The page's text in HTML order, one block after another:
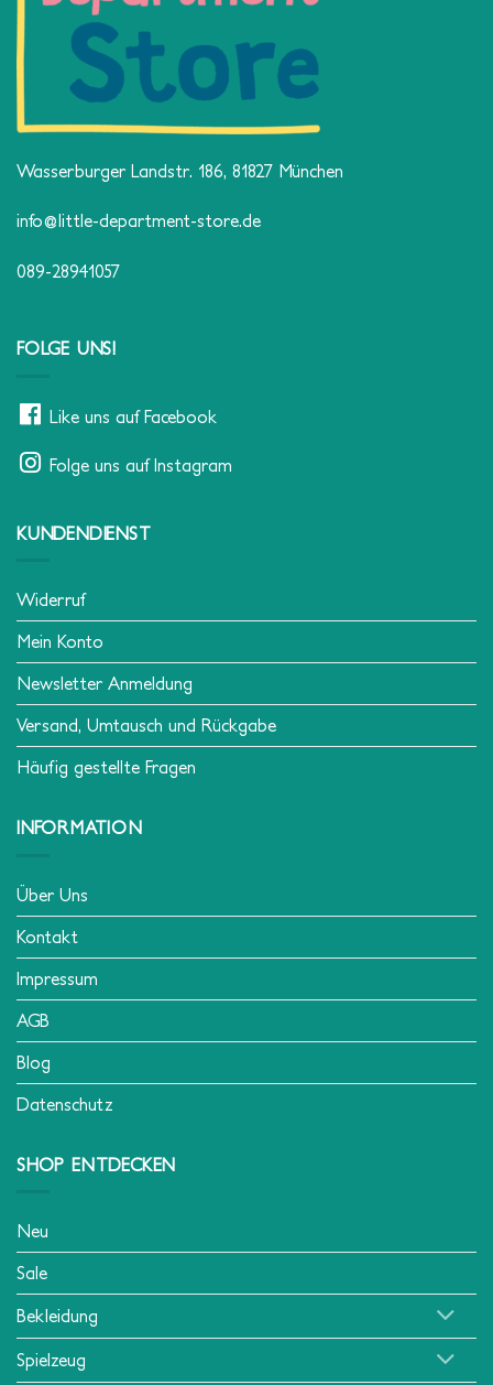
Wasserburger Landstr. 186, 81827 München
info@little-department-store.de
089-28941057
FOLGE UNS!
Like uns auf Facebook
Folge uns auf Instagram
KUNDENDIENST
Widerruf
Mein Konto
Newsletter Anmeldung
Versand, Umtausch und Rückgabe
Häufig gestellte Fragen
INFORMATION
Über Uns
Kontakt
Impressum
AGB
Blog
Datenschutz
SHOP ENTDECKEN
Neu
Sale
Bekleidung
Spielzeug